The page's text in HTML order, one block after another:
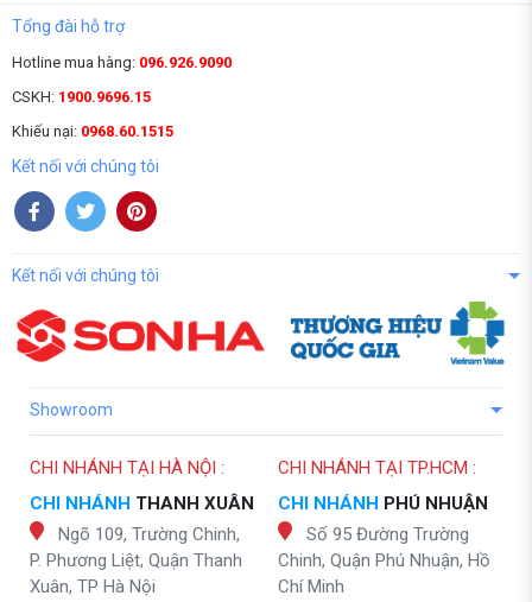
Tổng đài hỗ trợ
Hotline mua hàng: 096.926.9090
CSKH: 1900.9696.15
Khiếu nại: 0968.60.1515
Kết nối với chúng tôi
Kết nối với chúng tôi
Showroom
CHI NHÁNH TẠI HÀ NỘI :
CHI NHÁNH THANH XUÂN
Ngõ 109, Trường Chinh,
P. Phương Liệt, Quận Thanh
Xuân, TP Hà Nội
CHI NHÁNH TẠI TP.HCM :
CHI NHÁNH PHÚ NHUẬN
Số 95 Đường Trường
Chinh, Quận Phú Nhuận, Hồ
Chí Minh